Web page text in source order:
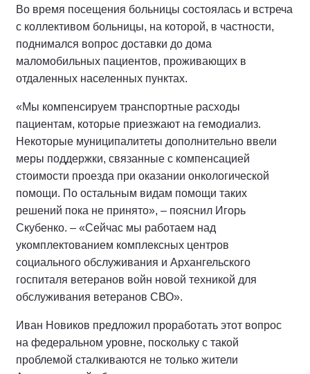
Во время посещения больницы состоялась и встреча
с коллективом больницы, на которой, в частности,
поднимался вопрос доставки до дома
маломобильных пациентов, проживающих в
отдаленных населенных пунктах.
«Мы компенсируем транспортные расходы
пациентам, которые приезжают на гемодиализ.
Некоторые муниципалитеты дополнительно ввели
меры поддержки, связанные с компенсацией
стоимости проезда при оказании онкологической
помощи. По остальным видам помощи таких
решений пока не принято», – пояснил Игорь
Скубенко. – «Сейчас мы работаем над
укомплектованием комплексных центров
социального обслуживания и Архангельского
госпиталя ветеранов войн новой техникой для
обслуживания ветеранов СВО».
Иван Новиков предложил проработать этот вопрос
на федеральном уровне, поскольку с такой
проблемой сталкиваются не только жители